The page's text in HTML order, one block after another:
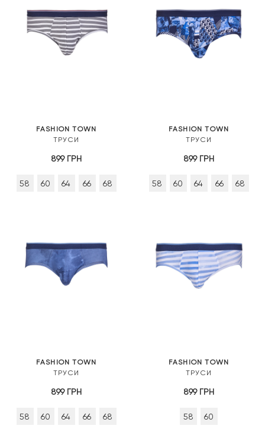
FASHION TOWN
ТРУСИ
899 ГРН
58 60 64 66 68
FASHION TOWN
ТРУСИ
899 ГРН
58 60 64 66 68
FASHION TOWN
ТРУСИ
899 ГРН
58 60 64 66 68
FASHION TOWN
ТРУСИ
899 ГРН
58 60